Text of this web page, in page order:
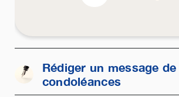
Rédiger un message de
condoléances